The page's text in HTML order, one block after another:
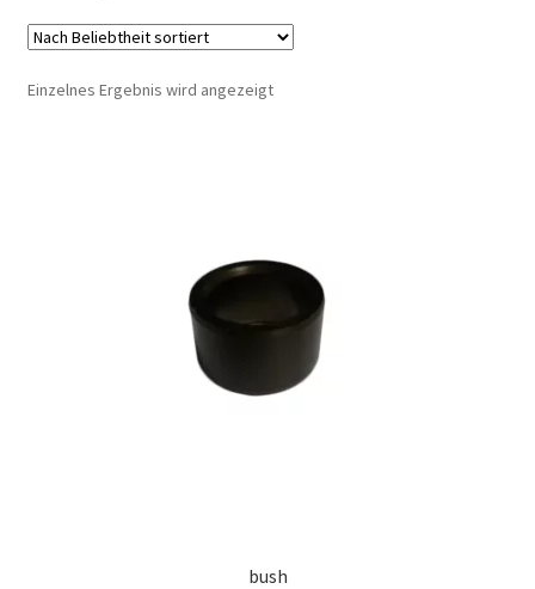
Einzelnes Ergebnis wird angezeigt
bush